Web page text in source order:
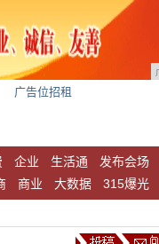
广告位招租
企业 生活通 发布会场
商业 大数据 315爆光